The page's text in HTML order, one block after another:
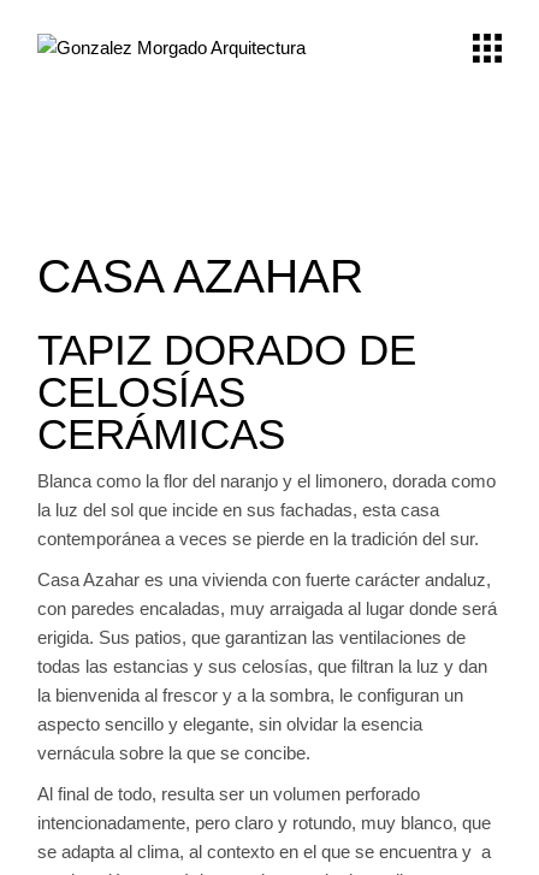
CASA AZAHAR
TAPIZ DORADO DE
CELOSÍAS
CERÁMICAS
Blanca como la flor del naranjo y el limonero, dorada como
la luz del sol que incide en sus fachadas, esta casa
contemporánea a veces se pierde en la tradición del sur.
Casa Azahar es una vivienda con fuerte carácter andaluz,
con paredes encaladas, muy arraigada al lugar donde será
erigida. Sus patios, que garantizan las ventilaciones de
todas las estancias y sus celosías, que filtran la luz y dan
la bienvenida al frescor y a la sombra, le configuran un
aspecto sencillo y elegante, sin olvidar la esencia
vernácula sobre la que se concibe.
Al final de todo, resulta ser un volumen perforado
intencionadamente, pero claro y rotundo, muy blanco, que
se adapta al clima, al contexto en el que se encuentra y a